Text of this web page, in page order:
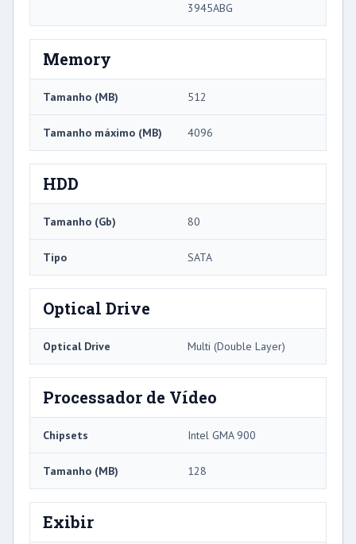
3945ABG
Memory
Tamanho (MB) 512
Tamanho máximo (MB) 4096
HDD
Tamanho (Gb) 80
Tipo SATA
Optical Drive
Optical Drive Multi (Double Layer)
Processador de Vídeo
Chipsets Intel GMA 900
Tamanho (MB) 128
Exibir